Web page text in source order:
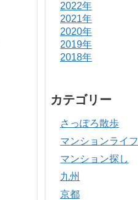
2022年
2021年
2020年
2019年
2018年
カテゴリー
さっぽろ散歩
マンションライフ
マンション探し
九州
京都